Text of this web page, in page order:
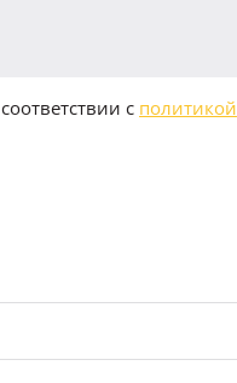
с политикой